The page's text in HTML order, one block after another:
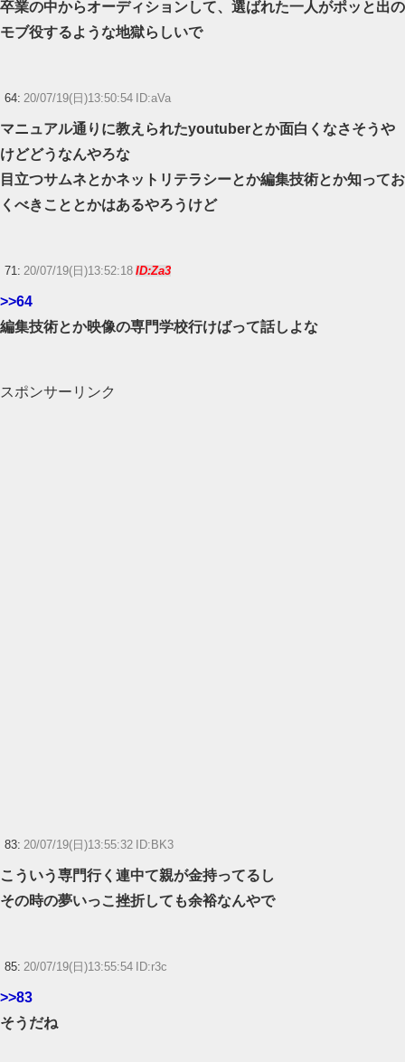
卒業の中からオーディションして、選ばれた一人がポッと出の
モブ役するような地獄らしいで
64: 20/07/19(日)13:50:54 ID:aVa
マニュアル通りに教えられたyoutuberとか面白くなさそうや
けどどうなんやろな
目立つサムネとかネットリテラシーとか編集技術とか知ってお
くべきこととかはあるやろうけど
71: 20/07/19(日)13:52:18 ID:Za3
>>64
編集技術とか映像の専門学校行けばって話しよな
スポンサーリンク
83: 20/07/19(日)13:55:32 ID:BK3
こういう専門行く連中て親が金持ってるし
その時の夢いっこ挫折しても余裕なんやで
85: 20/07/19(日)13:55:54 ID:r3c
>>83
そうだね